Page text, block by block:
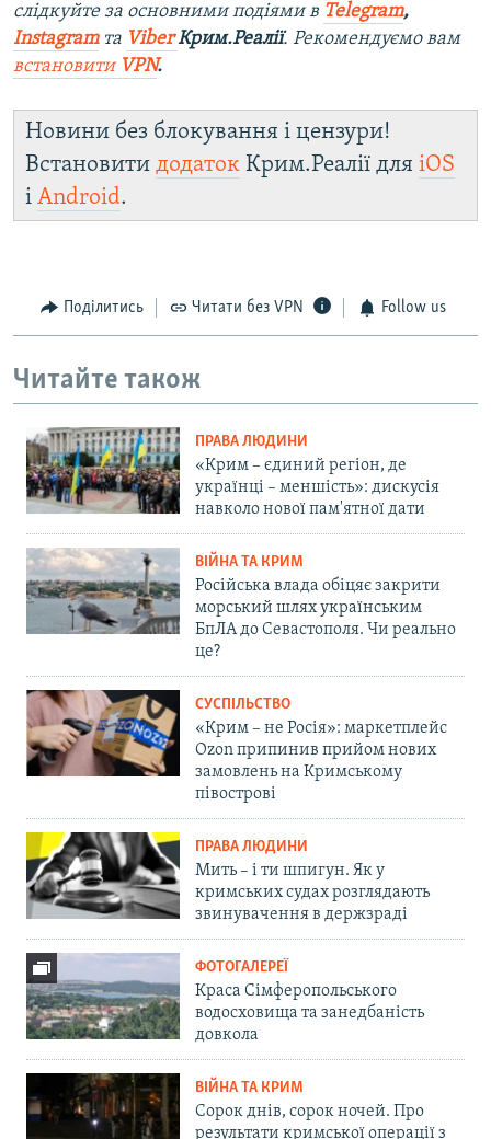
слідкуйте за основними подіями в Telegram,
Instagramта ViberКрим.Реалії. Рекомендуємо вам
встановити VPN.
Новини без блокування і цензури!
Встановити додаток Крим.Реалії для iOS
і Android.
Поділитись Читати без VPN Follow us
Читайте також
ПРАВА ЛЮДИНИ
«Крим – єдиний регіон, де
українці – меншість»: дискусія
навколо нової пам'ятної дати
ВІЙНА ТА КРИМ
Російська влада обіцяє закрити
морський шлях українським
БпЛА до Севастополя. Чи реально
це?
СУСПІЛЬСТВО
«Крим – не Росія»: маркетплейс
Ozon припинив прийом нових
замовлень на Кримському
півострові
ПРАВА ЛЮДИНИ
Мить – і ти шпигун. Як у
кримських судах розглядають
звинувачення в держзраді
ФОТОГАЛЕРЕЇ
Краса Сімферопольського
водосховища та занедбаність
довкола
ВІЙНА ТА КРИМ
Сорок днів, сорок ночей. Про
результати кримської операції з